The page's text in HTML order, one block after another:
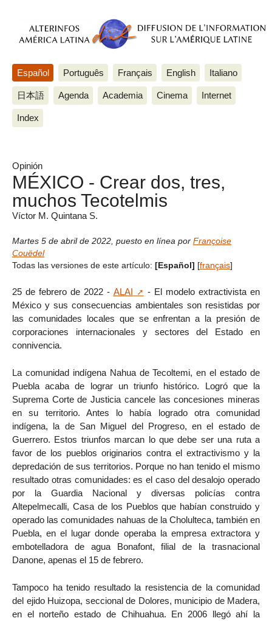
Español Português Français English Italiano
日本語 Agenda Academia Cinema Internet
Index
Opinión
MÉXICO - Crear dos, tres,
muchos Tecotelmis
Víctor M. Quintana S.
Martes 5 de abril de 2022 puesto en línea por Françoise
Couëdel
Todas las versiones de este artículo: [Español] [français]
25 de febrero de 2022 - ALAI
- El modelo extractivista en
México y sus consecuencias ambientales son resistidas por
las comunidades locales que se enfrentan a la presión de
corporaciones internacionales y sectores del Estado en
connivencia.
La comunidad indígena Nahua de Tecoltemi, en el estado de
Puebla acaba de lograr un triunfo histórico. Logró que la
Suprema Corte de Justicia cancele las concesiones mineras
en su territorio. Antes lo había logrado otra comunidad
indígena, la de San Miguel del Progreso, en el estado de
Guerrero. Estos triunfos marcan lo que debe ser una ruta a
favor de los pueblos originarios contra el extractivismo y la
depredación de sus territorios. Porque no han tenido el mismo
resultado otras comunidades: es el caso del desalojo operado
por la Guardia Nacional y diversas policías contra
Altepelmecalli, Casa de los Pueblos que habían construido y
operado las comunidades nahuas de la Cholulteca, también en
Puebla, en el lugar donde operaba la empresa extractora y
embotelladora de agua Bonafont, filial de la trasnacional
Danone, apenas el 15 de febrero.
Tampoco ha tenido resultado la resistencia de la comunidad
del ejido Huizopa, seccional de Dolores, municipio de Madera,
en el norteño estado de Chihuahua. En 2006 llegó ahí la